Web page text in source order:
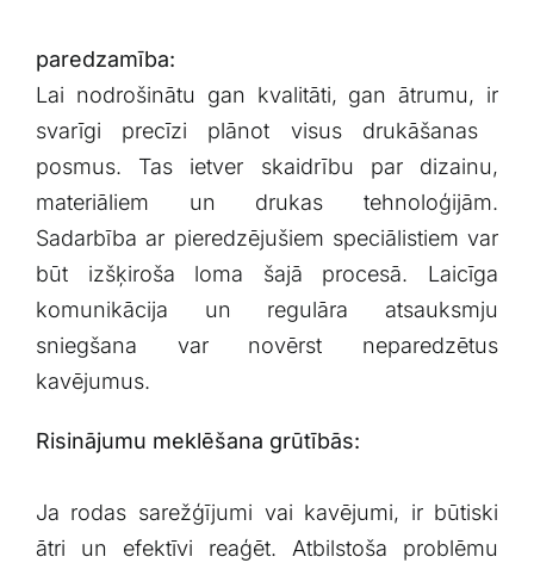
paredzamība:
Lai nodrošinātu gan kvalitāti, gan ātrumu, ir
svarīgi ‌precīzi plānot ⁣visus drukāšanas ​
posmus. Tas ietver skaidrību par dizainu,
materiāliem un ⁢drukas tehnoloģijām.
Sadarbība ar pieredzējušiem‌ speciālistiem var
būt izšķiroša loma šajā‍ procesā. Laicīga
komunikācija un regulāra atsauksmju
sniegšana var novērst neparedzētus
kavējumus.
Risinājumu meklēšana grūtībās:
Ja ‌rodas sarežģījumi vai kavējumi, ir būtiski
ātri ⁢un efektīvi reaģēt.‌ Atbilstoša problēmu